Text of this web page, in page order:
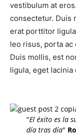
vestibulum at
consectetur. Duis
erat porttitor
leo risus, porta ac
Duis mollis, est
ligula, eget
"El éxito es la
día tras día"